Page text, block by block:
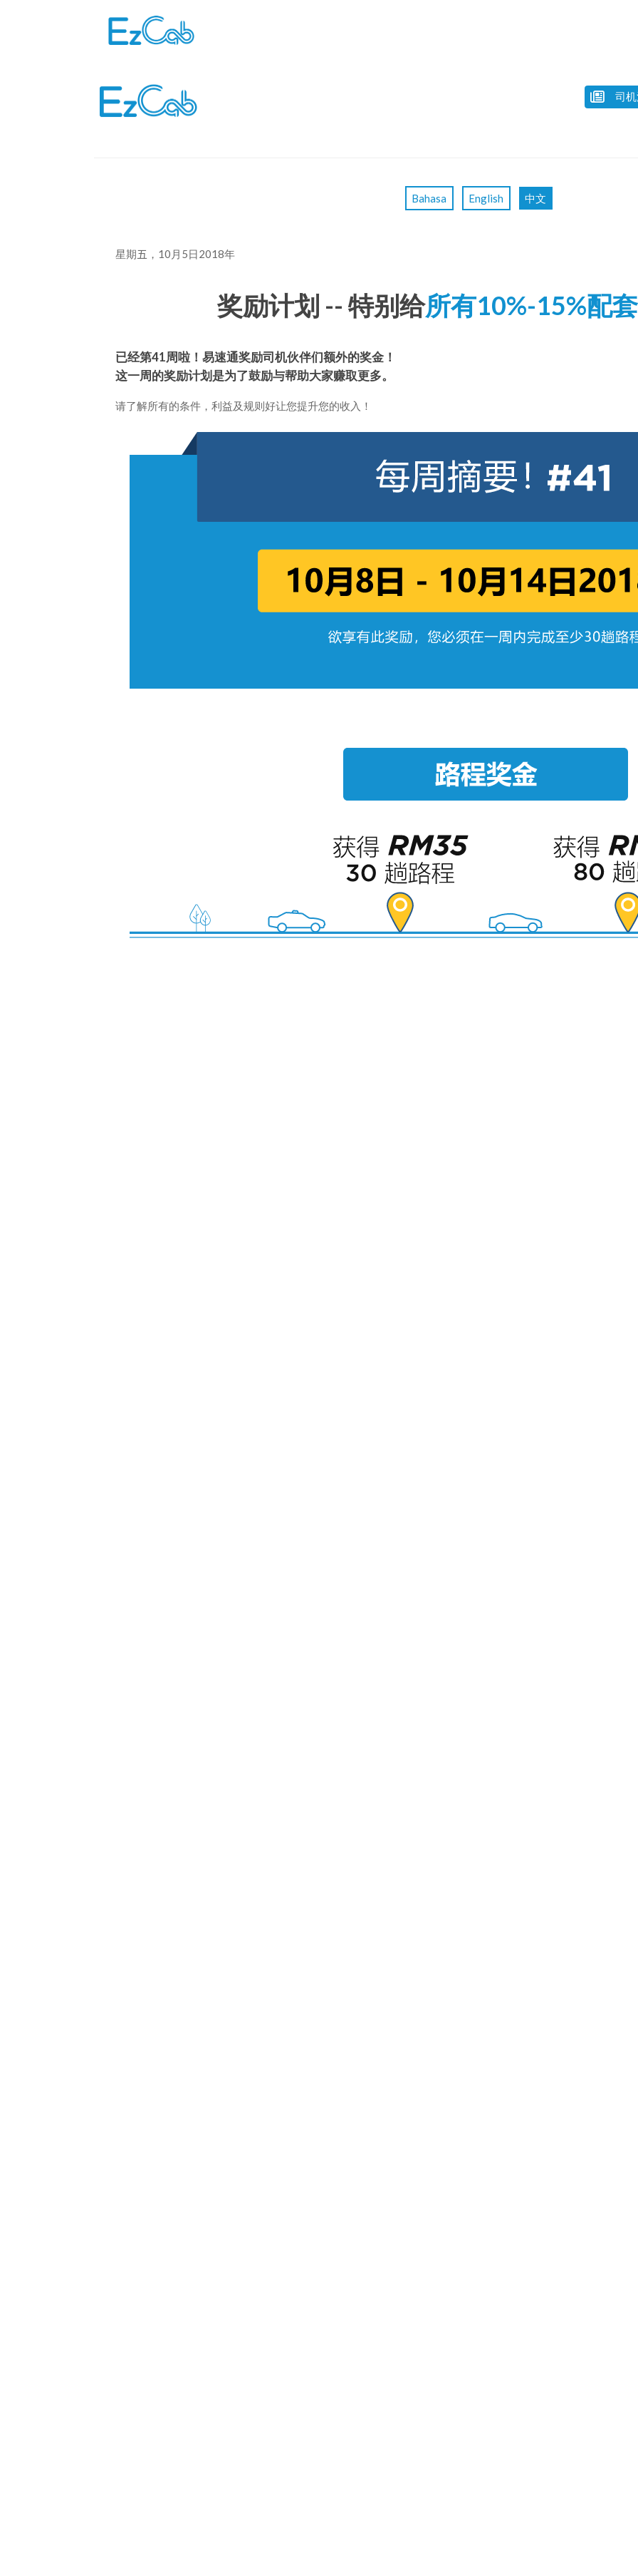
司
Bahasa English 中文
星期五 ，10月5日2018年
奖励计划 -- 特别给所有10%-15%配套
已经第41周啦！易速通奖励司机伙伴们额外的奖金！
这一周的奖励计划是为了鼓励与帮助大家赚取更多。
请了解所有的条件，利益及规则好让您提升您的收入！